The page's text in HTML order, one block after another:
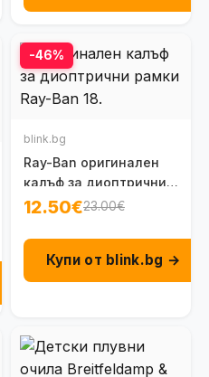
-46%
blink.bg
Ray-Ban оригинален
калъф за диоптрични
рамки
12.50€23.00€
Купи от blink.bg →